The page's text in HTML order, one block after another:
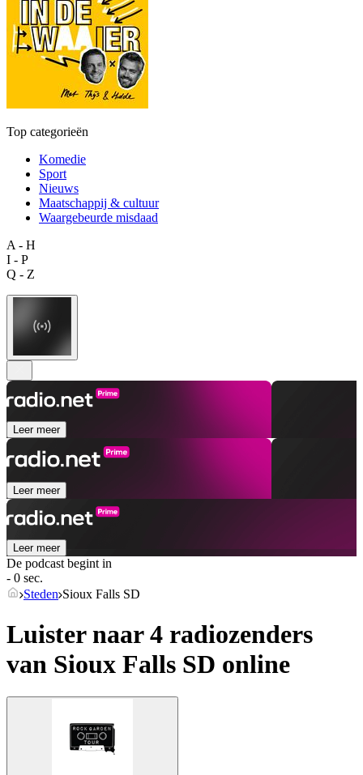
Top categorieën
Komedie
Sport
Nieuws
Maatschappij & cultuur
Waargebeurde misdaad
A - H
I - P
Q - Z
Leer meer
Leer meer
Leer meer
De podcast begint in
- 0 sec.
Steden Sioux Falls SD
Luister naar 4 radiozenders
van Sioux Falls SD online